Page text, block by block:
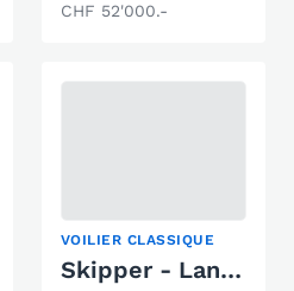
CHF 52'000.-
VOILIER CLASSIQUE
Skipper - Langkiel Yacht